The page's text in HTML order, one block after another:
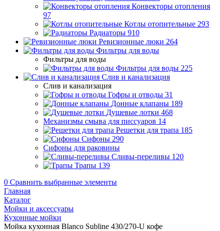
Конвекторы отопления
97
Котлы отопительные 293
Радиаторы 910
Ревизионные люки 264
Фильтры для воды
Фильтры для воды
Фильтры для воды 225
Слив и канализация
Слив и канализация
Гофры и отводы 31
Донные клапаны 189
Душевые лотки 468
Механизмы смыва для писсуаров 14
Решетки для трапа 185
Сифоны 290
Сифоны для раковины
Сливы-переливы 120
Трапы 139
0 Сравнить выбранные элементы
Главная
Каталог
Мойки и аксессуары
Кухонные мойки
Мойка кухонная Blanco Subline 430/270-U кофе